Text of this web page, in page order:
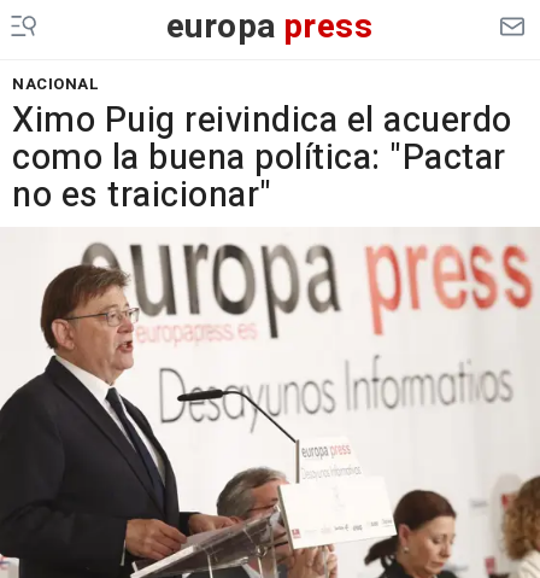
europa press
NACIONAL
Ximo Puig reivindica el acuerdo
como la buena política: "Pactar
no es traicionar"